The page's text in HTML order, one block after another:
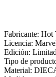
Fabricante: Hot
Licencia:
Edición:
Tipo de
Material: